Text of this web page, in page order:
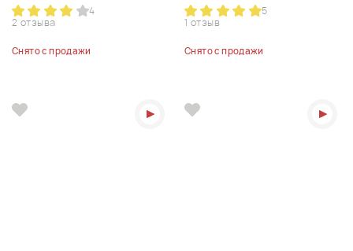
4
2 отзыва
Снято с продажи
5
1 отзыв
Снято с продажи